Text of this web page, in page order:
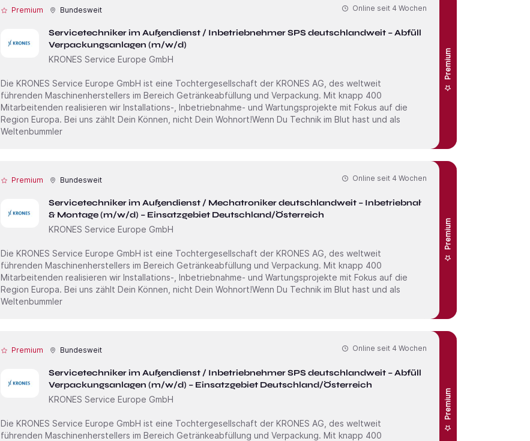
Premium Bundesweit
Servicetechniker im Außendienst / Inbetriebnehmer SPS deutschlandweit – Abfüll- &
Verpackungsanlagen (m/w/d)
KRONES Service Europe GmbH
Premium
Online seit 4 Wochen
Die KRONES Service Europe GmbH ist eine Tochter­gesellschaft der KRONES AG, des weltweit
führenden Maschinen­herstellers im Bereich Getränke­abfüllung und Verpackung. Mit knapp 400
Mitarbei­tenden realisieren wir Installations-, Inbetrieb­nahme- und Wartungs­projekte mit Fokus auf die
Region Europa. Bei uns zählt Dein Können, nicht Dein Wohnort!Wenn Du Technik im Blut hast und als
Weltenbummler
Premium Bundesweit
Servicetechniker im Außendienst / Mechatroniker deutschlandweit – Inbetriebnahme
& Montage (m/w/d) – Einsatzgebiet Deutschland/Österreich
KRONES Service Europe GmbH
Premium
Online seit 4 Wochen
Die KRONES Service Europe GmbH ist eine Tochter­gesellschaft der KRONES AG, des weltweit
führenden Maschinen­herstellers im Bereich Getränke­abfüllung und Verpackung. Mit knapp 400
Mitarbei­tenden realisieren wir Installations-, Inbetrieb­nahme- und Wartungs­projekte mit Fokus auf die
Region Europa. Bei uns zählt Dein Können, nicht Dein Wohnort!Wenn Du Technik im Blut hast und als
Weltenbummler
Premium Bundesweit
Servicetechniker im Außendienst / Inbetriebnehmer SPS deutschlandweit – Abfüll- &
Verpackungsanlagen (m/w/d) – Einsatzgebiet Deutschland/Österreich
KRONES Service Europe GmbH
Premium
Online seit 4 Wochen
Die KRONES Service Europe GmbH ist eine Tochter­gesellschaft der KRONES AG, des weltweit
führenden Maschinen­herstellers im Bereich Getränke­abfüllung und Verpackung. Mit knapp 400